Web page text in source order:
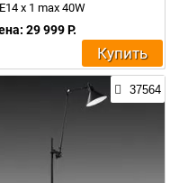
E14 x 1 max 40W
29 999 Р.
Купить
37564